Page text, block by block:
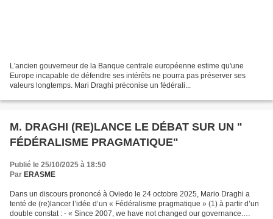
L'ancien gouverneur de la Banque centrale européenne estime qu'une
Europe incapable de défendre ses intérêts ne pourra pas préserver ses
valeurs longtemps. Mari Draghi préconise un fédérali...
M. DRAGHI (RE)LANCE LE DÉBAT SUR UN "
FÉDÉRALISME PRAGMATIQUE"
Publié le 25/10/2025 à 18:50
Par ERASME
Dans un discours prononcé à Oviedo le 24 octobre 2025, Mario Draghi a
tenté de (re)lancer l’idée d’un « Fédéralisme pragmatique » (1) à partir d’un
double constat : - « Since 2007, we have not changed our governance.